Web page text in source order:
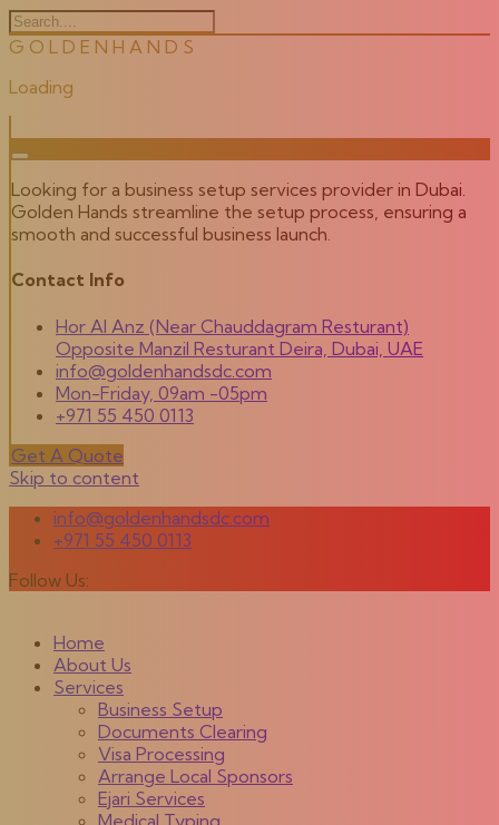
G O L D E N H A N D S
Loading
Looking for a business setup services provider in Dubai.
Golden Hands streamline the setup process, ensuring a
smooth and successful business launch.
Contact Info
Hor Al Anz (Near Chauddagram Resturant)
Opposite Manzil Resturant Deira, Dubai, UAE
info@goldenhandsdc.com
Mon-Friday, 09am -05pm
+971 55 450 0113
Get A Quote
Skip to content
info@goldenhandsdc.com
+971 55 450 0113
Follow Us:
Home
About Us
Services
Business Setup
Documents Clearing
Visa Processing
Arrange Local Sponsors
Ejari Services
Medical Typing